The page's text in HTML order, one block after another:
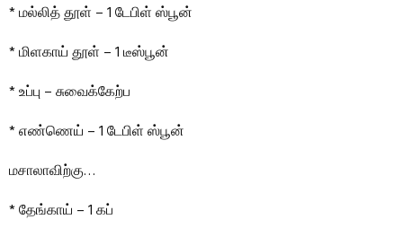
* மல்லித் தூள் – 1 டேபிள் ஸ்பூன்
* மிளகாய் தூள் – 1 டீஸ்பூன்
* உப்பு – சுவைக்கேற்ப
* எண்ணெய் – 1 டேபிள் ஸ்பூன்
மசாலாவிற்கு…
* தேங்காய் – 1 கப்